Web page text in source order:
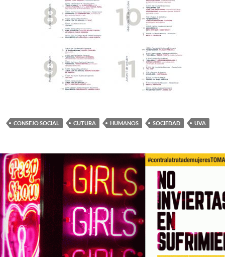
CONSEJO SOCIAL CUTURA HUMANOS SOCIEDAD UVA